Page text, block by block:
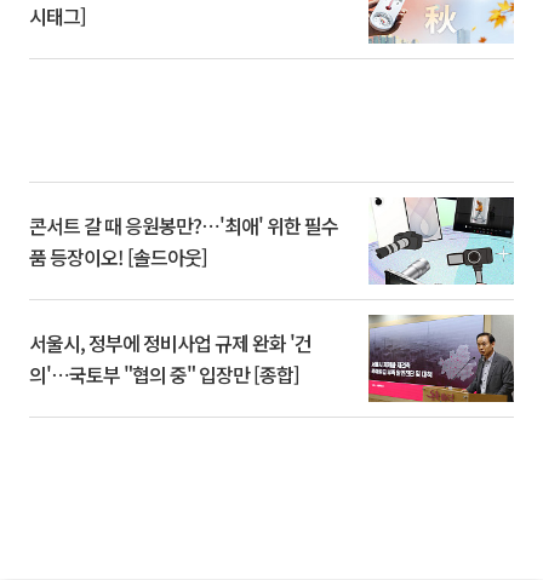
시태그]
콘서트 갈 때 응원봉만?⋯'최애' 위한 필수
품 등장이오! [솔드아웃]
서울시, 정부에 정비사업 규제 완화 '건
의'⋯국토부 "협의 중" 입장만 [종합]